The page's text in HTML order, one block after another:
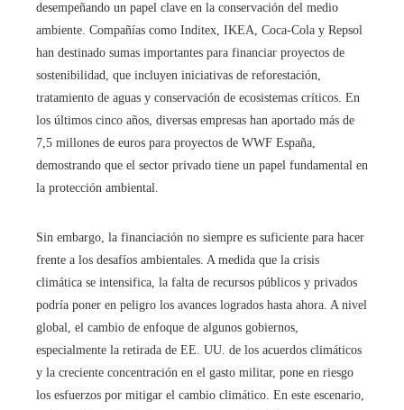
desempeñando un papel clave en la conservación del medio
ambiente. Compañías como Inditex, IKEA, Coca-Cola y Repsol
han destinado sumas importantes para financiar proyectos de
sostenibilidad, que incluyen iniciativas de reforestación,
tratamiento de aguas y conservación de ecosistemas críticos. En
los últimos cinco años, diversas empresas han aportado más de
7,5 millones de euros para proyectos de WWF España,
demostrando que el sector privado tiene un papel fundamental en
la protección ambiental.
Sin embargo, la financiación no siempre es suficiente para hacer
frente a los desafíos ambientales. A medida que la crisis
climática se intensifica, la falta de recursos públicos y privados
podría poner en peligro los avances logrados hasta ahora. A nivel
global, el cambio de enfoque de algunos gobiernos,
especialmente la retirada de EE. UU. de los acuerdos climáticos
y la creciente concentración en el gasto militar, pone en riesgo
los esfuerzos por mitigar el cambio climático. En este escenario,